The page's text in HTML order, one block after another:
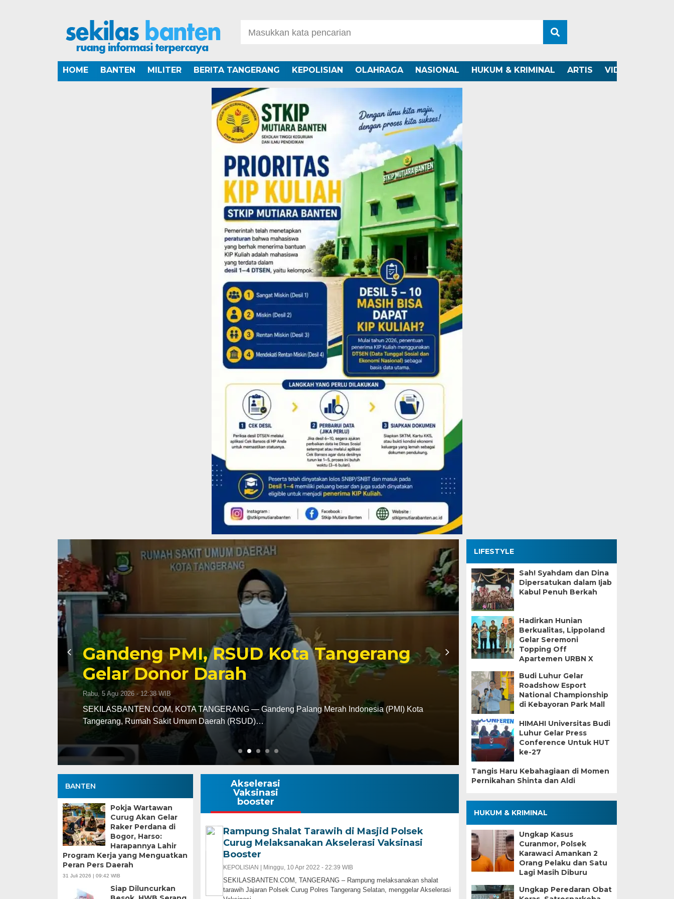
HOME BANTEN MILITER BERITA TANGERANG KEPOLISIAN OLAHRAGA NASIONAL HUKUM & KRIMINAL ARTIS VIDEO
Gandeng PMI, RSUD Kota Tangerang
Gelar Donor Darah
Rabu, 5 Agu 2026 - 12:38 WIB
SEKILASBANTEN.COM, KOTA TANGERANG — Gandeng Palang Merah Indonesia (PMI) Kota
Tangerang, Rumah Sakit Umum Daerah (RSUD)…
Dugaan Pekerjaan
di Kelapa Dua,
Kecamatan Disorot
Rabu, 5 Agu 2026 - 09:57 WIB
SEKILASBANTEN.COM, TANGERANG – Proyek
Kabupaten Tangerang, kembali disorot publik.
BANTEN
Pokja Wartawan
Curug Akan Gelar
Raker Perdana di
Bogor, Harso:
Harapannya Lahir
Program Kerja yang Menguatkan
Peran Pers Daerah
31 Juli 2026 | 09:42 WIB
Siap Diluncurkan
Akselerasi
Vaksinasi
booster
Rampung Shalat Tarawih di Masjid Polsek
Curug Melaksanakan Akselerasi Vaksinasi
Booster
KEPOLISIAN | Minggu, 10 Apr 2022 - 22:39 WIB
SEKILASBANTEN.COM, TANGERANG – Rampung melaksanakan shalat
tarawih Jajaran Polsek Curug Polres Tangerang Selatan, menggelar Akselerasi
LIFESTYLE
Sah! Syahdam dan Dina
Dipersatukan dalam Ijab
Kabul Penuh Berkah
Hadirkan Hunian
Berkualitas, Lippoland
Gelar Seremoni
Topping Off
Apartemen URBN X
Budi Luhur Gelar
Roadshow Esport
National Championship
di Kebayoran Park Mall
HIMAHI Universitas Budi
Luhur Gelar Press
Conference Untuk HUT
ke-27
Tangis Haru Kebahagiaan di Momen
Pernikahan Shinta dan Aldi
HUKUM & KRIMINAL
Ungkap Kasus
Curanmor, Polsek
Karawaci Amankan 2
Orang Pelaku dan Satu
Lagi Masih Diburu
Ungkap Peredaran Obat